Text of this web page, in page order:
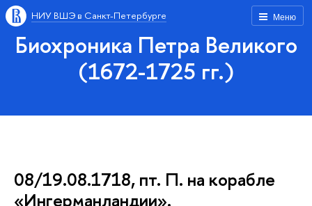
Меню
НИУ ВШЭ в Санкт-Петербурге
Биохроника Петра Великого
(1672-1725 гг.)
08/19.08.1718, пт. П. на корабле
«Ингерманландии».